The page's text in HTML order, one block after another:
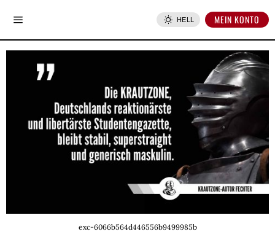
HELL MEIN KONTO
exc-6066b564d446556b9499985b